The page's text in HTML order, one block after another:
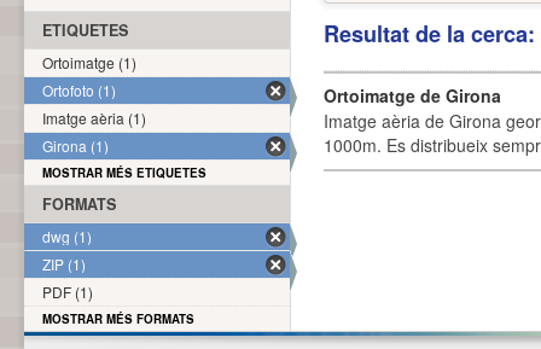
Resultat de la
Ortoimatge de Girona
Imatge aèria de Girona
1000m. Es distribueix
ETIQUETES
Ortoimatge (1)
Ortofoto (1)
Imatge aèria (1)
Girona (1)
MOSTRAR MÉS ETIQUETES
FORMATS
dwg (1)
ZIP (1)
PDF (1)
MOSTRAR MÉS FORMATS